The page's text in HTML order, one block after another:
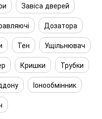
Завіса дверей
Дозатора
Тен
Ущільнювач
Кришки
Трубки
Іонообмінник